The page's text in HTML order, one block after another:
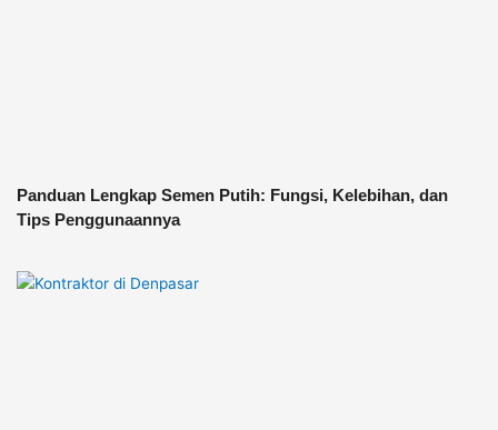
Panduan Lengkap Semen Putih: Fungsi, Kelebihan, dan
Tips Penggunaannya